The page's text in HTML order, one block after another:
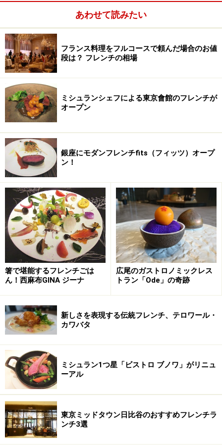
あわせて読みたい
フランス料理をフルコースで頼んだ場合のお値
段は？ フレンチの相場
ミシュランシェフによる東京會館のフレンチが
オープン
銀座にモダンフレンチfits（フィッツ）オープ
ン！
箸で堪能するフレンチごは
ん！西麻布GINA ジーナ
広尾のガストロノミックレス
トラン「Ode」の奇跡
新しさを表現する伝統フレンチ、テロワール・
カワバタ
ミシュラン1つ星「ビストロ ブノワ」がリニュ
ーアル
東京ミッドタウン日比谷のおすすめフレンチラ
ンチ3選